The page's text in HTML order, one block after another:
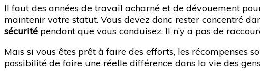
Il faut des années de travail acharné et de dévouement
maintenir votre statut. Vous devez donc rester concentré
sécurité pendant que vous conduisez. Il n’y a pas de
Mais si vous êtes prêt à faire des efforts, les récompenses
possibilité de faire une réelle différence dans la vie des